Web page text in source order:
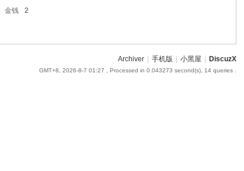
金钱
2
Archiver 手机版 小黑屋 DiscuzX
GMT+8, 2026-8-7 01:27 , Processed in 0.043273 second(s), 14 queries .